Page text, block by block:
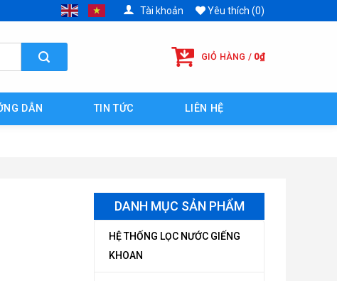
Tài khoản Yêu thích (0)
GIỎ HÀNG / 0₫
DẪN TIN TỨC LIÊN HỆ
DANH MỤC SẢN PHẨM
HỆ THỐNG LỌC NƯỚC GIẾNG
KHOAN